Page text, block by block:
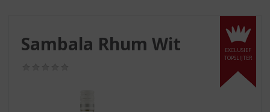
EXCLUSIEF
TOPSLIJTER
Sambala Rhum Wit